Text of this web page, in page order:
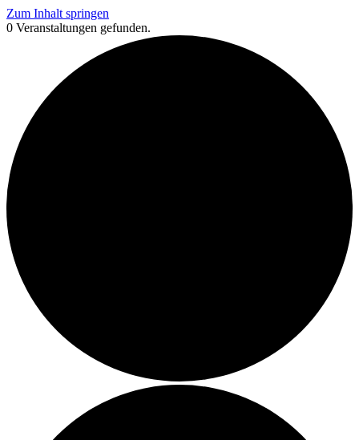
Zum Inhalt springen
0 Veranstaltungen gefunden.